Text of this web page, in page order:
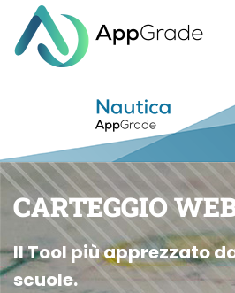
CARTEGGIO
Il Tool più apprezzato
scuole.